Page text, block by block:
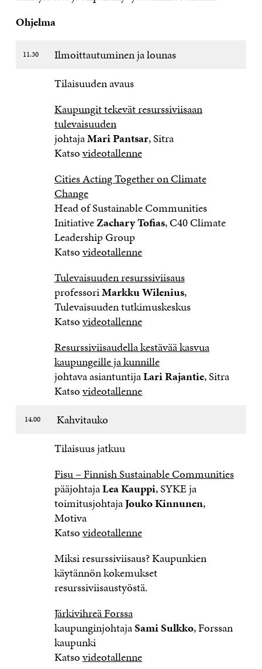
Ohjelma
11.30
Ilmoittautuminen ja lounas
Tilaisuuden avaus
Kaupungit tekevät resurssiviisaan
tulevaisuuden
johtajaMari Pantsar, Sitra
Katsovideotallenne
Cities Acting Together on Climate
Change
Head of Sustainable Communities
InitiativeZachary Tofias, C40 Climate
Leadership Group
Katsovideotallenne
Tulevaisuuden resurssiviisaus
professoriMarkku Wilenius,
Tulevaisuuden tutkimuskeskus
Katsovideotallenne
Resurssiviisaudella kestävää kasvua
kaupungeille ja kunnille
johtava asiantuntijaLari Rajantie, Sitra
Katsovideotallenne
14.00
Kahvitauko
Tilaisuus jatkuu
Fisu – Finnish Sustainable Communities
pääjohtajaLea Kauppi, SYKE ja
toimitusjohtajaJouko Kinnunen,
Motiva
Katsovideotallenne
Miksi resurssiviisaus? Kaupunkien
käytännön kokemukset
resurssiviisaustyöstä.
Järkivihreä Forssa
kaupunginjohtajaSami Sulkko, Forssan
kaupunki
Katsovideotallenne